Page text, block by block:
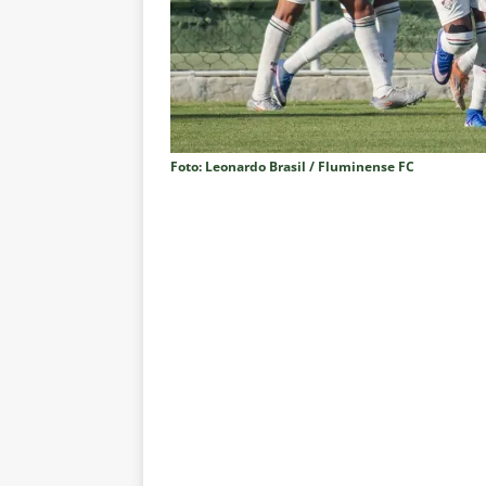
isenção de influenciadores e
[ 7 de agosto de 2026 ]
reviravolta
NOTÍCIAS
[ 6 de agosto de 2026 ] “O
paralisia de Montenegro e
Foto: Leonardo Brasil / Fluminense FC